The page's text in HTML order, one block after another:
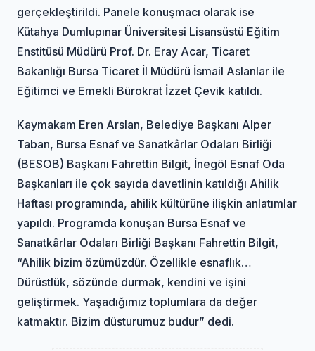
gerçekleştirildi. Panele konuşmacı olarak ise
Kütahya Dumlupınar Üniversitesi Lisansüstü Eğitim
Enstitüsü Müdürü Prof. Dr. Eray Acar, Ticaret
Bakanlığı Bursa Ticaret İl Müdürü İsmail Aslanlar ile
Eğitimci ve Emekli Bürokrat İzzet Çevik katıldı.
Kaymakam Eren Arslan, Belediye Başkanı Alper
Taban, Bursa Esnaf ve Sanatkârlar Odaları Birliği
(BESOB) Başkanı Fahrettin Bilgit, İnegöl Esnaf Oda
Başkanları ile çok sayıda davetlinin katıldığı Ahilik
Haftası programında, ahilik kültürüne ilişkin anlatımlar
yapıldı. Programda konuşan Bursa Esnaf ve
Sanatkârlar Odaları Birliği Başkanı Fahrettin Bilgit,
“Ahilik bizim özümüzdür. Özellikle esnaflık…
Dürüstlük, sözünde durmak, kendini ve işini
geliştirmek. Yaşadığımız toplumlara da değer
katmaktır. Bizim düsturumuz budur” dedi.